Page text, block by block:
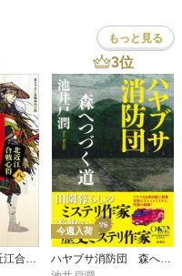
もっと見る
尼子党忠義 北近江合戦心得〈八〉
3位
今週入荷
ハヤブサ消防団 森へつづく道